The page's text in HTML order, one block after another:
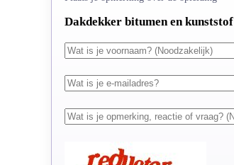
Dakdekker bitumen en kunststof